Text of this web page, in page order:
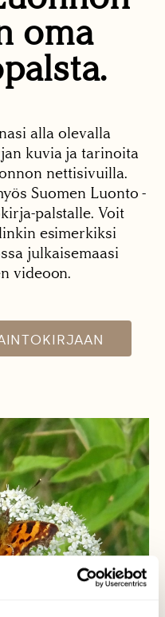
oma
alla olevalla
kuvia ja tarinoita
nettisivuilla.
Suomen Luonto -
palstalle. Voit
esimerkiksi
julkaisemaasi
videoon.